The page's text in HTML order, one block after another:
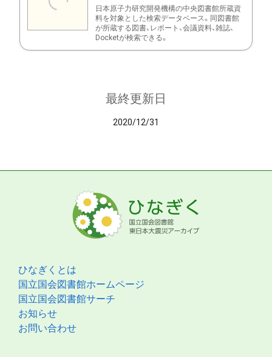
日本原子力研究開発機構の中央図書館所蔵資
料を対象とした検索データベース。同図書館
が所蔵する図書、レポート、会議資料、雑誌、
Docketが検索できる。
最終更新日
2020/12/31
ひなぎくとは
国立国会図書館ホームページ
国立国会図書館サーチ
お知らせ
お問い合わせ